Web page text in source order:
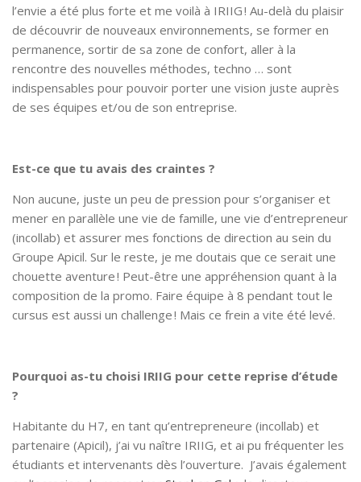
l’envie a été plus forte et me voilà à IRIIG ! Au-delà du plaisir
de découvrir de nouveaux environnements, se former en
permanence, sortir de sa zone de confort, aller à la
rencontre des nouvelles méthodes, techno … sont
indispensables pour pouvoir porter une vision juste auprès
de ses équipes et/ou de son entreprise.
Est-ce que tu avais des craintes ?
Non aucune, juste un peu de pression pour s’organiser et
mener en parallèle une vie de famille, une vie d’entrepreneur
(incollab) et assurer mes fonctions de direction au sein du
Groupe Apicil. Sur le reste, je me doutais que ce serait une
chouette aventure ! Peut-être une appréhension quant à la
composition de la promo. Faire équipe à 8 pendant tout le
cursus est aussi un challenge ! Mais ce frein a vite été levé.
Pourquoi as-tu choisi IRIIG pour cette reprise d’étude
?
Habitante du H7, en tant qu’entrepreneure (incollab) et
partenaire (Apicil), j’ai vu naître IRIIG, et ai pu fréquenter les
étudiants et intervenants dès l’ouverture. J’avais également